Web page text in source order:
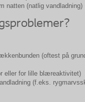
natten (natlig vandladning)
(oftest på
eller for lille blæreaktivitet)
(f.eks.